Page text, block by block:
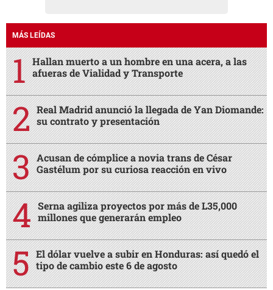
MÁS LEÍDAS
Hallan muerto a un hombre en una acera, a las
afueras de Vialidad y Transporte
Real Madrid anunció la llegada de Yan Diomande:
su contrato y presentación
Acusan de cómplice a novia trans de César
Gastélum por su curiosa reacción en vivo
Serna agiliza proyectos por más de L35,000
millones que generarán empleo
El dólar vuelve a subir en Honduras: así quedó el
tipo de cambio este 6 de agosto